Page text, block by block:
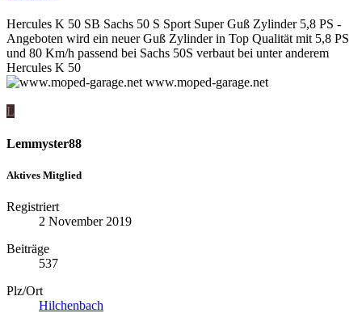
Hercules K 50 SB Sachs 50 S Sport Super Guß Zylinder 5,8 PS -
Angeboten wird ein neuer Guß Zylinder in Top Qualität mit 5,8 PS
und 80 Km/h passend bei Sachs 50S verbaut bei unter anderem
Hercules K 50
www.moped-garage.net
L
Lemmyster88
Aktives Mitglied
Registriert
2 November 2019
Beiträge
537
Plz/Ort
Hilchenbach